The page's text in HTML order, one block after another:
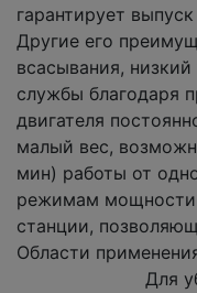
гарантирует
Другие его
всасывания,
службы благодаря
двигателя
малый вес,
мин) работы от
режимам мощности
станции,
Области
Для